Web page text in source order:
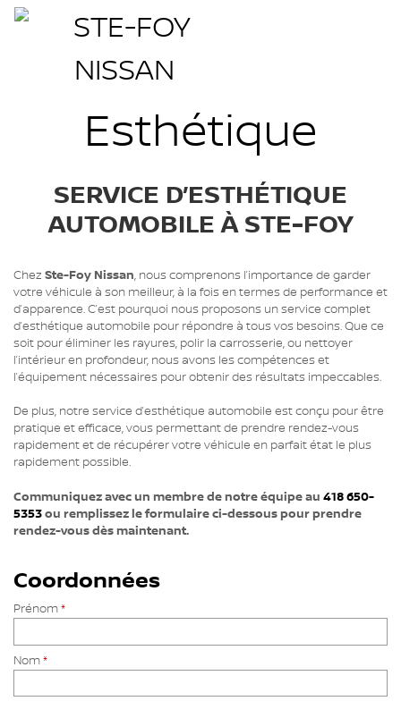
Esthétique
SERVICE D’ESTHÉTIQUE
AUTOMOBILE À STE-FOY
Chez Ste-Foy Nissan, nous comprenons l’importance de garder
votre véhicule à son meilleur, à la fois en termes de performance et
d’apparence. C’est pourquoi nous proposons un service complet
d’esthétique automobile pour répondre à tous vos besoins. Que ce
soit pour éliminer les rayures, polir la carrosserie, ou nettoyer
l’intérieur en profondeur, nous avons les compétences et
l’équipement nécessaires pour obtenir des résultats impeccables.
De plus, notre service d’esthétique automobile est conçu pour être
pratique et efficace, vous permettant de prendre rendez-vous
rapidement et de récupérer votre véhicule en parfait état le plus
rapidement possible.
Communiquez avec un membre de notre équipe au 418 650-
5353ou remplissez le formulaire ci-dessous pour prendre
rendez-vous dès maintenant.
Coordonnées
Prénom*
Nom*